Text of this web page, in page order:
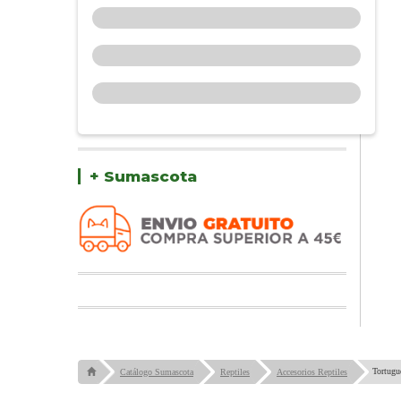
+ Sumascota
Catálogo Sumascota Reptiles Accesorios Reptiles